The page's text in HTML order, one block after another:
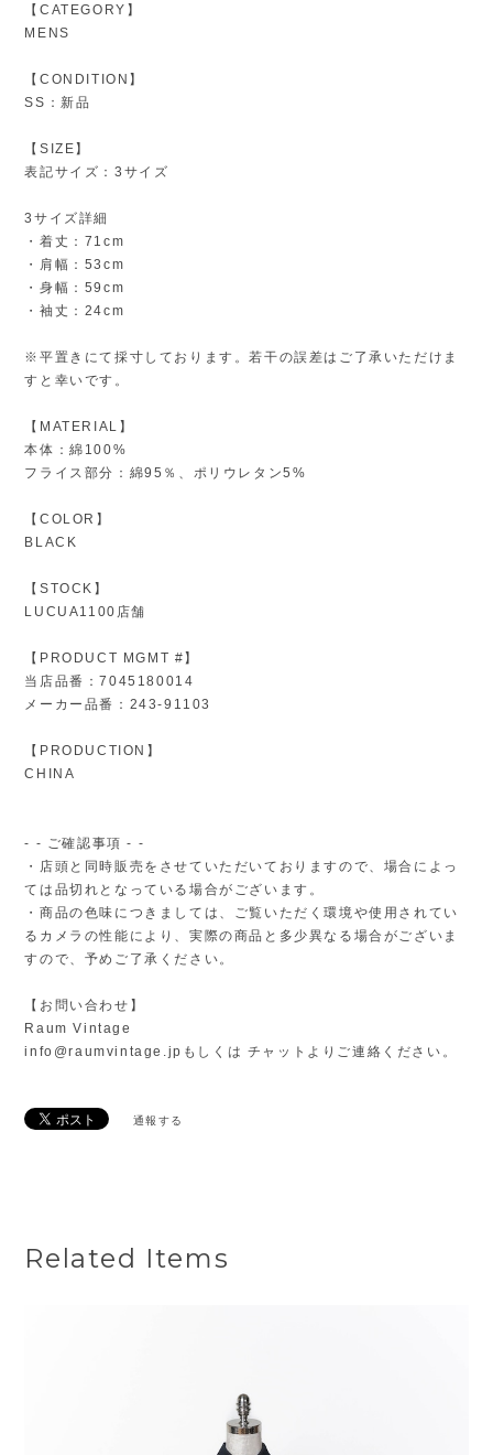
【CATEGORY】
MENS
【CONDITION】
SS：新品
【SIZE】
表記サイズ：3サイズ
3サイズ詳細
・着丈：71cm
・肩幅：53cm
・身幅：59cm
・袖丈：24cm
※平置きにて採寸しております。若干の誤差はご了承いただけま
すと幸いです。
【MATERIAL】
本体：綿100%
フライス部分：綿95％、ポリウレタン5%
【COLOR】
BLACK
【STOCK】
LUCUA1100店舗
【PRODUCT MGMT #】
当店品番：7045180014
メーカー品番：243-91103
【PRODUCTION】
CHINA
- - ご確認事項 - -
・店頭と同時販売をさせていただいておりますので、場合によっ
ては品切れとなっている場合がございます。
・商品の色味につきましては、ご覧いただく環境や使用されてい
るカメラの性能により、実際の商品と多少異なる場合がございま
すので、予めご了承ください。
【お問い合わせ】
Raum Vintage
info@raumvintage.jp もしくは チャットよりご連絡ください。
通報する
Related Items